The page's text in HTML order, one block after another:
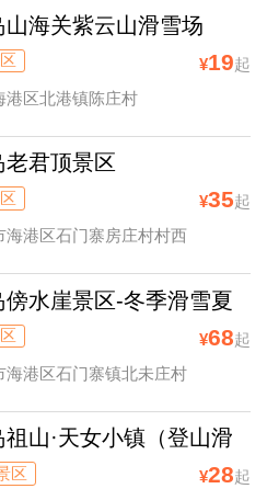
山海关紫云山滑雪场
¥19起
港区北港镇陈庄村
老君顶景区
¥35起
海港区石门寨房庄村村西
傍水崖景区-冬季滑雪夏
谷漂流
¥68起
海港区石门寨镇北未庄村
祖山·天女小镇（登山滑
）
区 ¥28起